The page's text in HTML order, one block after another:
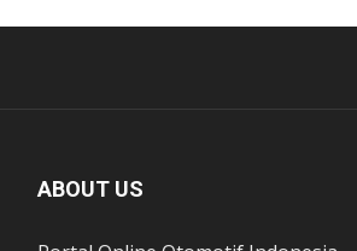
ABOUT US